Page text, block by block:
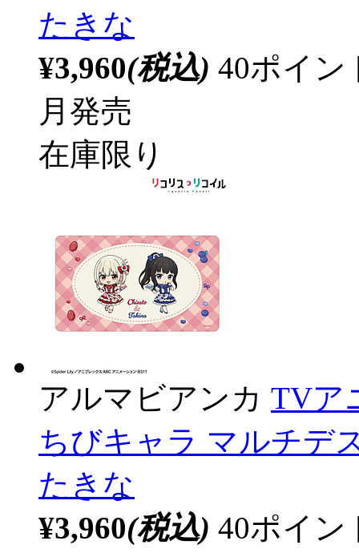
たきな
¥3,960(税込) 40ポイ
月発売
在庫限り
アルマビアンカ TVア
ちびキャラ マルチデ
たきな
¥3,960(税込) 40ポイ